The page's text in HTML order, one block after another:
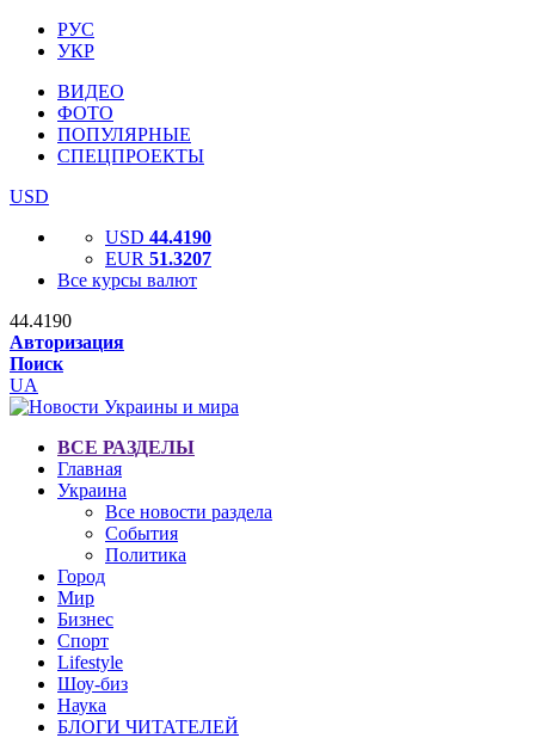
РУС
УКР
ВИДЕО
ФОТО
ПОПУЛЯРНЫЕ
СПЕЦПРОЕКТЫ
USD
USD 44.4190
EUR 51.3207
Все курсы валют
44.4190
Авторизация
Поиск
UA
ВСЕ РАЗДЕЛЫ
Главная
Украина
Все новости раздела
События
Политика
Город
Мир
Бизнес
Спорт
Lifestyle
Шоу-биз
Наука
БЛОГИ ЧИТАТЕЛЕЙ